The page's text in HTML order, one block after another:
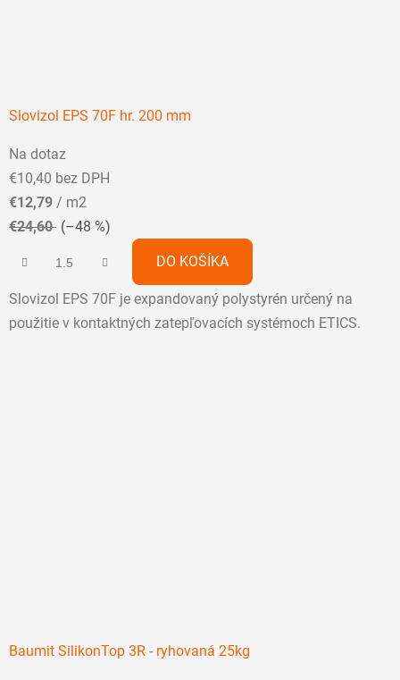
Slovizol EPS 70F hr. 200 mm
hodnotenie
produktu
je
4,8
hviezdičiek.
Na dotaz
€10,40 bez DPH
€12,79 / m2
€24,60 (–48 %)
DO KOŠÍKA
Slovizol EPS 70F je expandovaný polystyrén určený na
použitie v kontaktných zatepľovacích systémoch ETICS.
Baumit SilikonTop 3R - ryhovaná 25kg